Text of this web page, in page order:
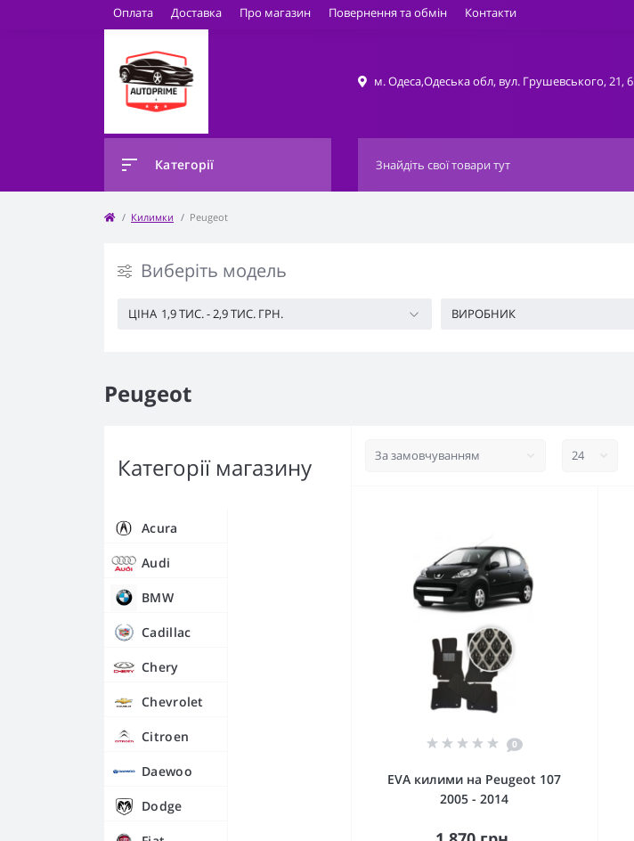
Оплата Доставка Про магазин Повернення та обмін Контакти
м. Одеса,Одеська обл, вул. Грушевського, 21,
Категорії
Килимки Peugeot
Виберіть модель
1,9 ТИС.-2,9 ТИС. ГРН.
ЦІНА ВИРОБНИК
Peugeot
Категорії магазину
Acura
Audi
BMW
Cadillac
Chery
Chevrolet
Citroen
Daewoo
Dodge
0
EVA килими на Peugeot 107
2005 - 2014